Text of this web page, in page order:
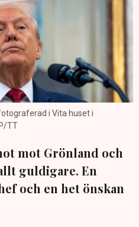
i Vita huset i
TT
mot Grönland och
guldigare. En
och en het önskan